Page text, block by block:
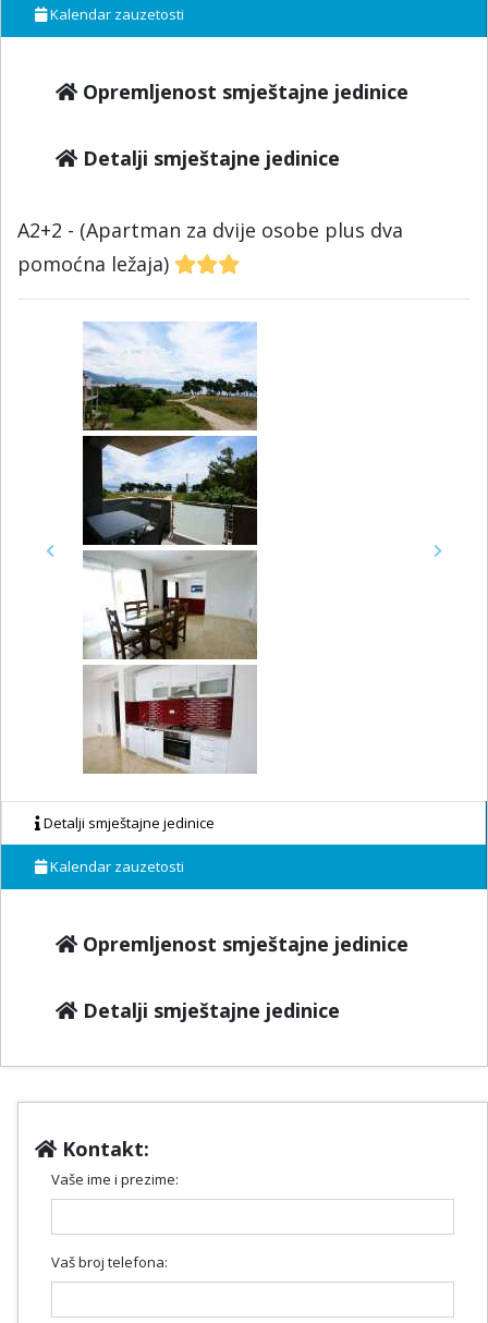
Kalendar zauzetosti
Opremljenost smještajne jedinice
Detalji smještajne jedinice
A2+2 - (Apartman za dvije osobe plus dva
pomoćna ležaja)
Previous Next
Detalji smještajne jedinice
Kalendar zauzetosti
Opremljenost smještajne jedinice
Detalji smještajne jedinice
Kontakt:
Vaše ime i prezime:
Vaš broj telefona: